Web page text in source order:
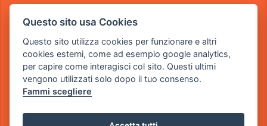
tel.: +39 030 376 2377
pec: powergamesrl@legalmail.it
LINK UTILI
Chi siamo
Informazioni generali
Questo sito usa Cookies
Questo sito utilizza cookies per funzionare e altri
cookies esterni, come ad esempio google analytics,
per capire come interagisci col sito. Questi ultimi
vengono utilizzati solo dopo il tuo consenso.
Fammi scegliere